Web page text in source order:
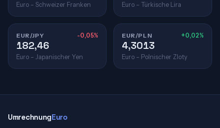
Euro – Schweizer Franken Euro – Türkische Lira
EUR/JPY -0,05%
182,46
Euro – Japanischer Yen
EUR/PLN +0,02%
4,3013
Euro – Polnischer Zloty
UmrechnungEuro